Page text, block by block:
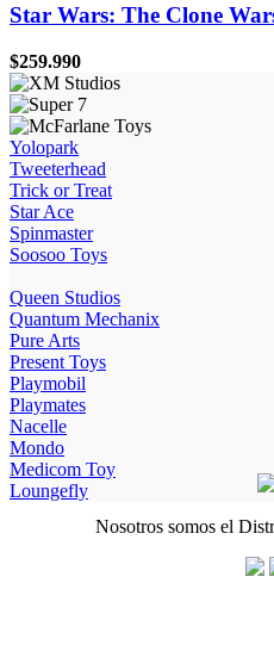
Star Wars: The Clone
$259.990
Yolopark
Tweeterhead
Trick or Treat
Star Ace
Spinmaster
Soosoo Toys
Queen Studios
Quantum Mechanix
Pure Arts
Present Toys
Playmobil
Playmates
Nacelle
Mondo
Medicom Toy
Loungefly
Nosotros somos el